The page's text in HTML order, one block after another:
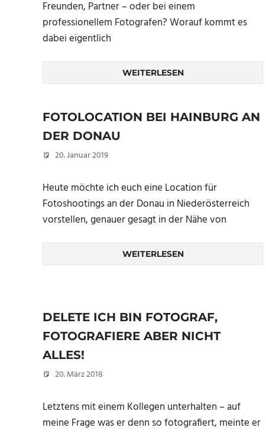
Freunden, Partner – oder bei einem
professionellem Fotografen? Worauf kommt es
dabei eigentlich
WEITERLESEN
FOTOLOCATION BEI HAINBURG AN
DER DONAU
20. Januar 2019
Heute möchte ich euch eine Location für
Fotoshootings an der Donau in Niederösterreich
vorstellen, genauer gesagt in der Nähe von
WEITERLESEN
DELETE ICH BIN FOTOGRAF,
FOTOGRAFIERE ABER NICHT
ALLES!
20. März 2018
Letztens mit einem Kollegen unterhalten – auf
meine Frage was er denn so fotografiert, meinte er